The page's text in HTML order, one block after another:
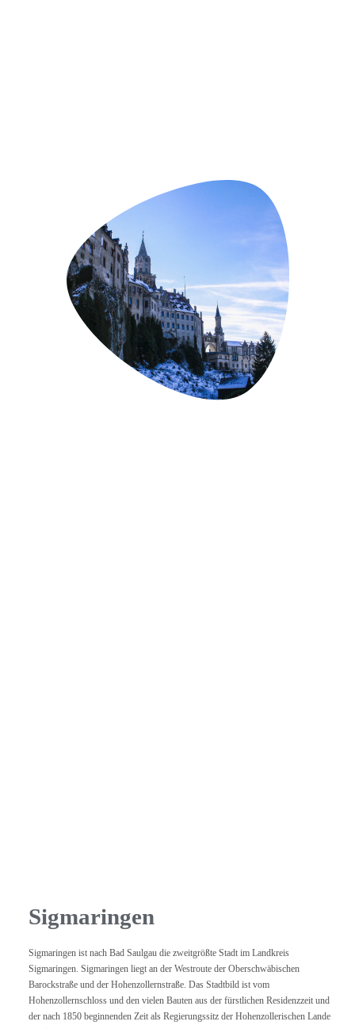
Sigmaringen
Sigmaringen ist nach Bad Saulgau die zweitgrößte Stadt im Landkreis
Sigmaringen. Sigmaringen liegt an der Westroute der Oberschwäbischen
Barockstraße und der Hohenzollernstraße. Das Stadtbild ist vom
Hohenzollernschloss und den vielen Bauten aus der fürstlichen Residenzzeit und
der nach 1850 beginnenden Zeit als Regierungssitz der Hohenzollerischen Lande